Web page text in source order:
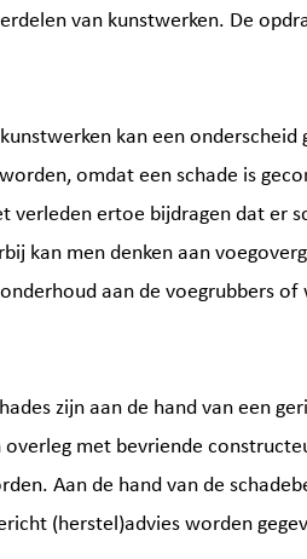
van kunstwerken. De
kan een
omdat een schade is
verleden ertoe bijdragen dat er
kan men denken aan
aan de voegrubbers
zijn aan de hand van een
overleg met bevriende
Aan de hand van de
(herstel)advies worden